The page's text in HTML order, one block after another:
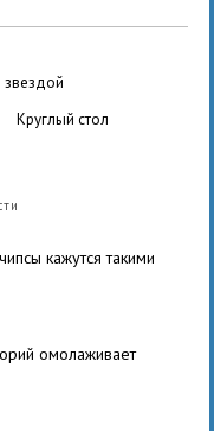
звездой
круглый стол
кажутся такими
омолаживает